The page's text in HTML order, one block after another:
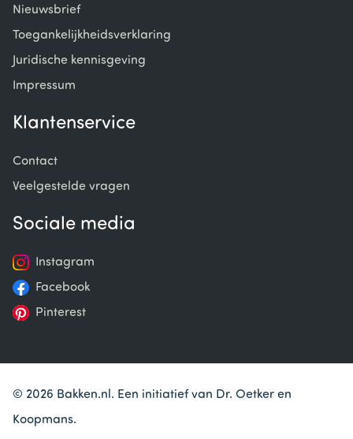
Nieuwsbrief
Toegankelijkheidsverklaring
Juridische kennisgeving
Impressum
Klantenservice
Contact
Veelgestelde vragen
Sociale media
Instagram
Facebook
Pinterest
© 2026 Bakken.nl. Een initiatief van Dr. Oetker en
Koopmans.